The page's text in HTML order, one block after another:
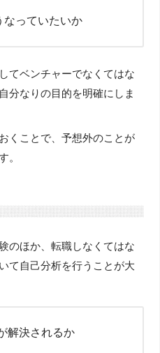
なっていたいか
てベンチャーでなくてはな
分なりの目的を明確にしま
くことで、予想外のことが
。
のほか、転職しなくてはな
て自己分析を行うことが大
解決されるか